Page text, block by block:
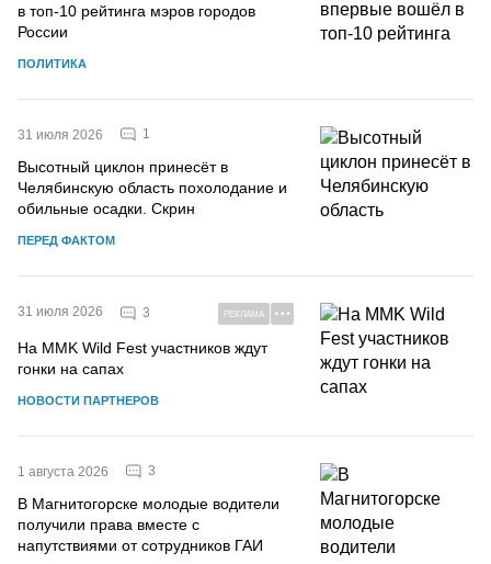
в топ-10 рейтинга мэров городов
России
ПОЛИТИКА
31 июля 2026 1
Высотный циклон принесёт в
Челябинскую область похолодание и
обильные осадки. Скрин
ПЕРЕД ФАКТОМ
31 июля 2026 3 РЕКЛАМА
На MMK Wild Fest участников ждут
гонки на сапах
НОВОСТИ ПАРТНЕРОВ
1 августа 2026 3
В Магнитогорске молодые водители
получили права вместе с
напутствиями от сотрудников ГАИ